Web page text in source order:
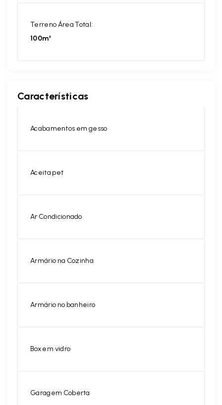
Terreno Área Total:
100m²
Características
Acabamentos em gesso
Aceita pet
Ar Condicionado
Armário na Cozinha
Armário no banheiro
Box em vidro
Garagem Coberta